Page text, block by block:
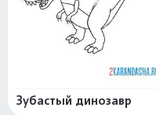
Зубастый динозавр